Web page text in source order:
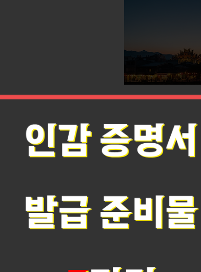
“빠르게 흐르는 일상을 잠시 멈추고,
대만 중서부, 관광객보다 현지인의